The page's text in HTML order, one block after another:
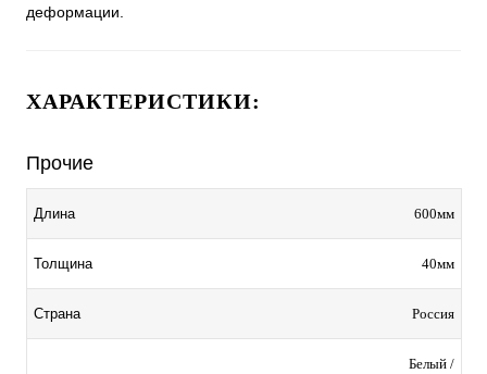
деформации.
ХАРАКТЕРИСТИКИ:
Прочие
Длина 600мм
Толщина 40мм
Страна Россия
Белый /